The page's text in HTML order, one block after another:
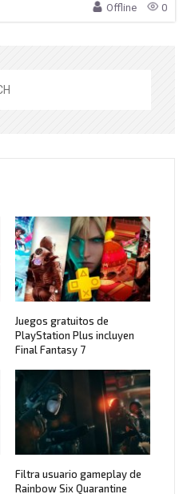
Offline 0
Juegos gratuitos de
PlayStation Plus incluyen
Final Fantasy 7
Filtra usuario gameplay de
Rainbow Six Quarantine